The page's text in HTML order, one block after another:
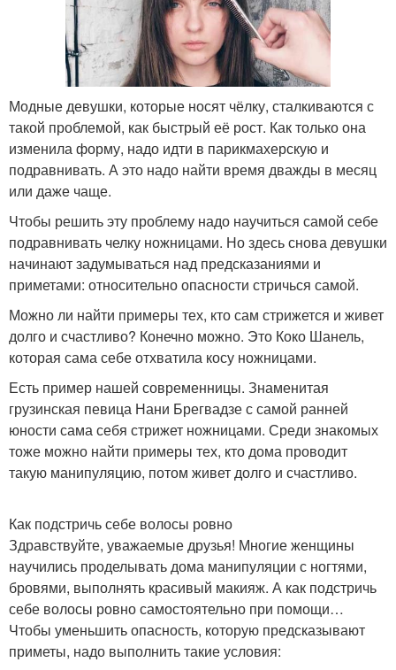
Модные девушки, которые носят чёлку, сталкиваются с
такой проблемой, как быстрый её рост. Как только она
изменила форму, надо идти в парикмахерскую и
подравнивать. А это надо найти время дважды в месяц
или даже чаще.
Чтобы решить эту проблему надо научиться самой себе
подравнивать челку ножницами. Но здесь снова девушки
начинают задумываться над предсказаниями и
приметами: относительно опасности стричься самой.
Можно ли найти примеры тех, кто сам стрижется и живет
долго и счастливо? Конечно можно. Это Коко Шанель,
которая сама себе отхватила косу ножницами.
Есть пример нашей современницы. Знаменитая
грузинская певица Нани Брегвадзе с самой ранней
юности сама себя стрижет ножницами. Среди знакомых
тоже можно найти примеры тех, кто дома проводит
такую манипуляцию, потом живет долго и счастливо.
Как подстричь себе волосы ровно
Здравствуйте, уважаемые друзья! Многие женщины
научились проделывать дома манипуляции с ногтями,
бровями, выполнять красивый макияж. А как подстричь
себе волосы ровно самостоятельно при помощи…
Чтобы уменьшить опасность, которую предсказывают
приметы, надо выполнить такие условия: